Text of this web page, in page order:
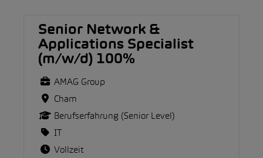
Senior Network &
Applications Specialist
(m/w/d) 100%
AMAG Group
Cham
Berufserfahrung (Senior Level)
IT
Vollzeit